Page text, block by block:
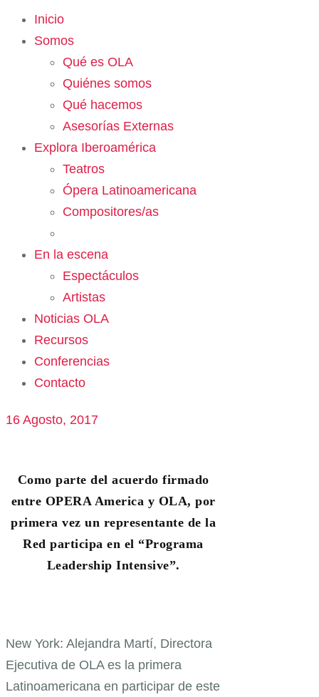
Inicio
Somos
Qué es OLA
Quiénes somos
Qué hacemos
Asesorías Externas
Explora Iberoamérica
Teatros
Ópera Latinoamericana
Compositores/as
En la escena
Espectáculos
Artistas
Noticias OLA
Recursos
Conferencias
Contacto
16 Agosto, 2017
Como parte del acuerdo firmado
entre OPERA America y OLA, por
primera vez un representante de la
Red participa en el “Programa
Leadership Intensive”.
New York: Alejandra Martí, Directora
Ejecutiva de OLA es la primera
Latinoamericana en participar de este